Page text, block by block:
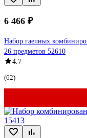
6 466 ₽
Набор гаечных
26 предметов 52610
4.7
(62)